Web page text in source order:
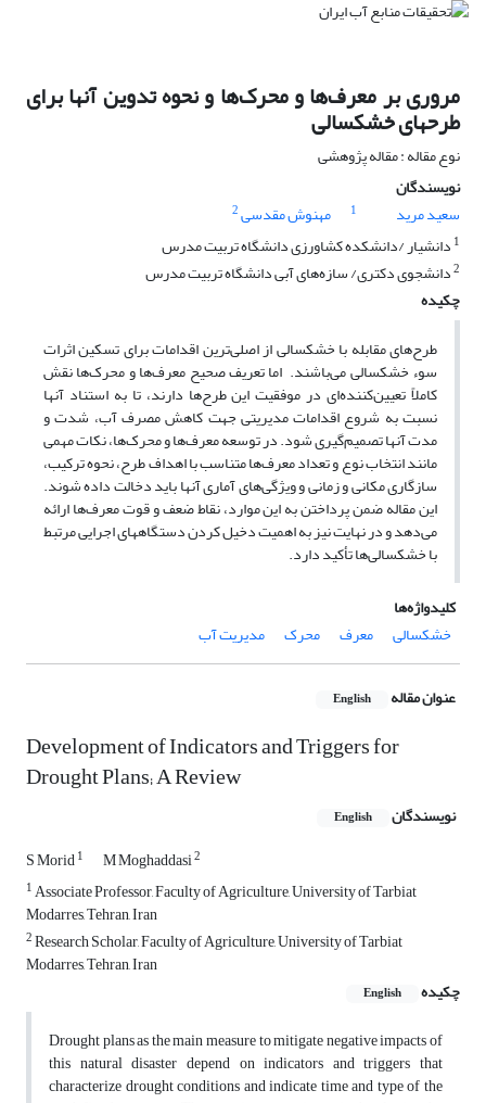
مروری بر معرف‌ها و محرک‌ها و نحوه تدوین آنها برای
طرحهای خشکسالی
نوع مقاله : مقاله پژوهشی
نویسندگان
سعید مرید
1 مهنوش مقدسی2
1 دانشیار /دانشکده کشاورزی دانشگاه تربیت مدرس
2دانشجوی دکتری/ سازه‌های آبی دانشگاه تربیت مدرس
چکیده
طرح‌های مقابله با خشکسالی از اصلی‌ترین اقدامات برای تسکین اثرات
سوء خشکسالی می‌باشند. اما تعریف صحیح معرف‌ها و محرک‌ها نقش
کاملاً تعیین‌کننده‌ای در موفقیت این طرح‌ها دارند، تا به استناد آنها
نسبت به شروع اقدامات مدیریتی جهت کاهش مصرف آب، شدت و
مدت آنها تصمیم‌گیری شود. در توسعه معرف‌ها و محرک‌ها، نکات مهمی
مانند انتخاب نوع و تعداد معرف‌ها متناسب با اهداف طرح، نحوه ترکیب،
سازگاری مکانی و زمانی و ویژگی‌های آماری آنها باید دخالت داده شوند.
این مقاله ضمن پرداختن به این موارد، نقاط ضعف و قوت معرف‌ها ارائه
می‌دهد و در نهایت نیز به اهمیت دخیل کردن دستگاههای اجرایی مرتبط
با خشکسالی‌ها تأکید دارد.
کلیدواژه‌ها
خشکسالی
معرف محرک مدیریت آب
عنوان مقاله English
Development of Indicators and Triggers for
Drought Plans; A Review
نویسندگان English
S Morid1 M Moghaddasi2
1Associate Professor, Faculty of Agriculture, University of Tarbiat
Modarres, Tehran, Iran
2Research Scholar, Faculty of Agriculture, University of Tarbiat
Modarres, Tehran, Iran
چکیده
English
Drought plans as the main measure to mitigate negative impacts of
this natural disaster depend on indicators and triggers that
characterize drought conditions and indicate time and type of the